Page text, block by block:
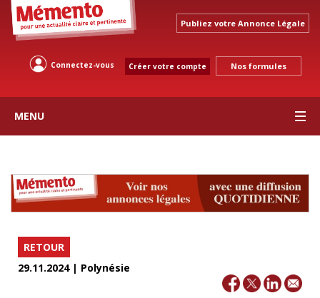
Publiez votre Annonce Légale
Connectez-vous Créer votre compte Nos formules
MENU
RETOUR
29.11.2024 | Polynésie